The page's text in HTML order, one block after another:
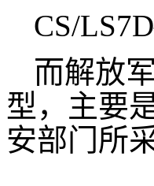
CS/
而解放
型，主要
安部门所